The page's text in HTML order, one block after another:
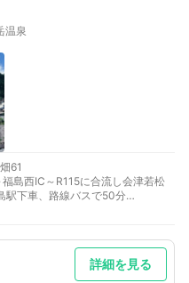
温泉
61
島西IC～R115に合流し会津若松
駅下車、路線バスで50分
能です
詳細を見る